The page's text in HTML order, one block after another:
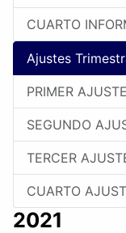
CUARTO
Ajustes
PRIMER
SEGUNDO
TERCER
CUARTO
2021